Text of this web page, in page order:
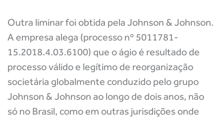
Outra liminar foi obtida pela Johnson & Johnson.
A empresa alega (processo nº 5011781-
15.2018.4.03.6100) que o ágio é resultado de
processo válido e legítimo de reorganização
societária globalmente conduzido pelo grupo
Johnson & Johnson ao longo de dois anos, não
só no Brasil, como em outras jurisdições onde